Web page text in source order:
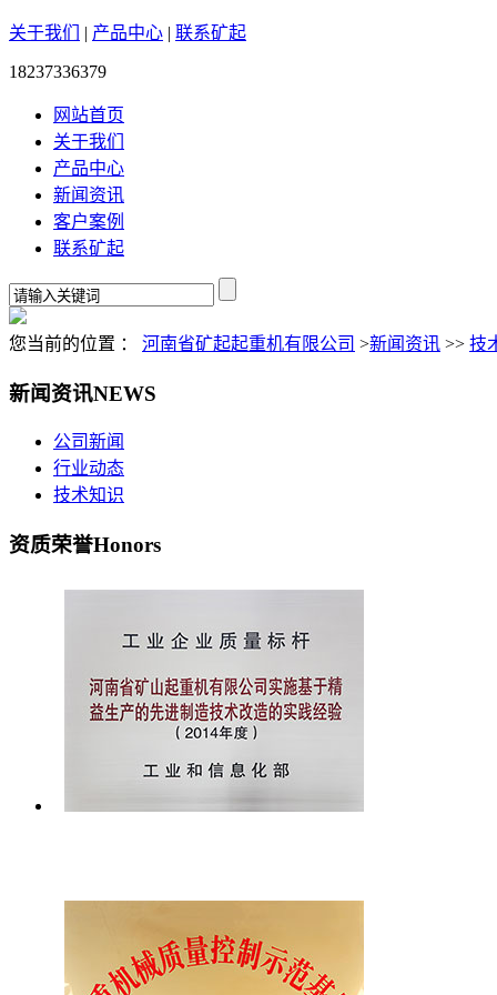
关于我们 | 产品中心 | 联系矿起
18237336379
网站首页
关于我们
产品中心
新闻资讯
客户案例
联系矿起
您当前的位置 ： 河南省矿起起重机有限公司 >新闻资讯 >> 技
新闻资讯NEWS
公司新闻
行业动态
技术知识
资质荣誉Honors